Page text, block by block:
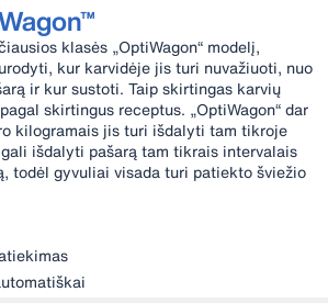
klasės „OptiWagon“ modelį,
kur karvidėje jis turi nuvažiuoti, nuo
ir kur sustoti. Taip skirtingas karvių
skirtingus receptus. „OptiWagon“ dar
kilogramais jis turi išdalyti tam tikroje
gali išdalyti pašarą tam tikrais intervalais
todėl gyvuliai visada turi patiekto šviežio